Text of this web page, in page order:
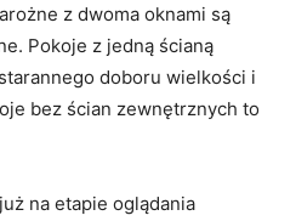
z dwoma oknami są
Pokoje z jedną ścianą
doboru wielkości i
bez ścian zewnętrznych to
na etapie oglądania